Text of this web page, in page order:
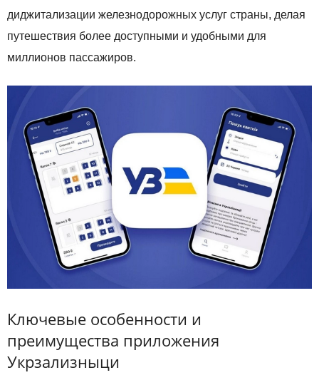
диджитализации железнодорожных услуг страны, делая
путешествия более доступными и удобными для
миллионов пассажиров.
Ключевые особенности и
преимущества приложения
Укрзализныци